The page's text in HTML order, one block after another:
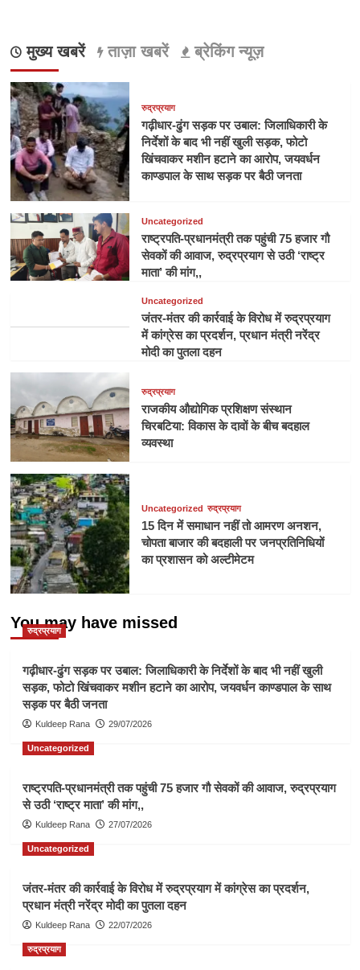
मुख्य खबरें ताज़ा खबरें ब्रेकिंग न्यूज़
रुद्रप्रयाग
गढ़ीधार-ढुंग सड़क पर उबाल: जिलाधिकारी के
निर्देशों के बाद भी नहीं खुली सड़क, फोटो
खिंचवाकर मशीन हटाने का आरोप, जयवर्धन
काण्डपाल के साथ सड़क पर बैठी जनता
Uncategorized
राष्ट्रपति-प्रधानमंत्री तक पहुंची 75 हजार गौ
सेवकों की आवाज, रुद्रप्रयाग से उठी ‘राष्ट्र
माता’ की मांग,,
Uncategorized
जंतर-मंतर की कार्रवाई के विरोध में रुद्रप्रयाग
में कांग्रेस का प्रदर्शन, प्रधान मंत्री नरेंद्र
मोदी का पुतला दहन
रुद्रप्रयाग
राजकीय औद्योगिक प्रशिक्षण संस्थान
चिरबटिया: विकास के दावों के बीच बदहाल
व्यवस्था
Uncategorized रुद्रप्रयाग
15 दिन में समाधान नहीं तो आमरण अनशन,
चोपता बाजार की बदहाली पर जनप्रतिनिधियों
का प्रशासन को अल्टीमेटम
You may have missed
रुद्रप्रयाग
गढ़ीधार-ढुंग सड़क पर उबाल: जिलाधिकारी के निर्देशों के बाद भी नहीं खुली
सड़क, फोटो खिंचवाकर मशीन हटाने का आरोप, जयवर्धन काण्डपाल के साथ
सड़क पर बैठी जनता
Kuldeep Rana 29/07/2026
Uncategorized
राष्ट्रपति-प्रधानमंत्री तक पहुंची 75 हजार गौ सेवकों की आवाज, रुद्रप्रयाग
से उठी ‘राष्ट्र माता’ की मांग,,
Kuldeep Rana 27/07/2026
Uncategorized
जंतर-मंतर की कार्रवाई के विरोध में रुद्रप्रयाग में कांग्रेस का प्रदर्शन,
प्रधान मंत्री नरेंद्र मोदी का पुतला दहन
Kuldeep Rana 22/07/2026
रुद्रप्रयाग